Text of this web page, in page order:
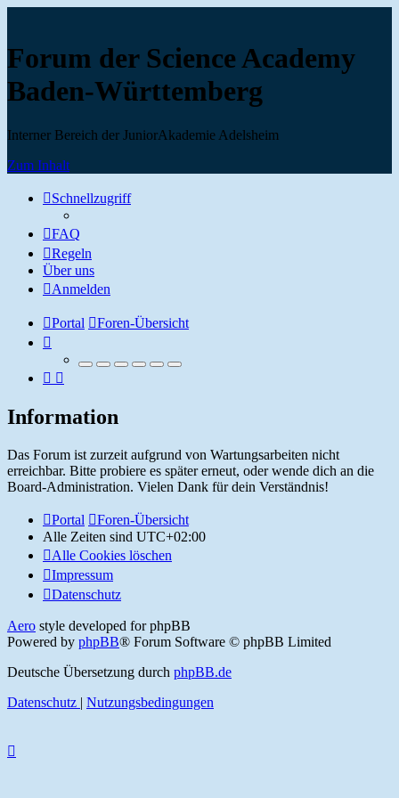
Forum der Science Academy
Baden-Württemberg
Interner Bereich der JuniorAkademie Adelsheim
Zum Inhalt
Schnellzugriff
FAQ
Regeln
Über uns
Anmelden
Portal Foren-Übersicht
Information
Das Forum ist zurzeit aufgrund von Wartungsarbeiten nicht
erreichbar. Bitte probiere es später erneut, oder wende dich an die
Board-Administration. Vielen Dank für dein Verständnis!
Portal
Foren-Übersicht
Alle Zeiten sind UTC+02:00
Alle Cookies löschen
Impressum
Datenschutz
Aero style developed for phpBB
Powered by phpBB® Forum Software © phpBB Limited
Deutsche Übersetzung durch phpBB.de
Datenschutz | Nutzungsbedingungen